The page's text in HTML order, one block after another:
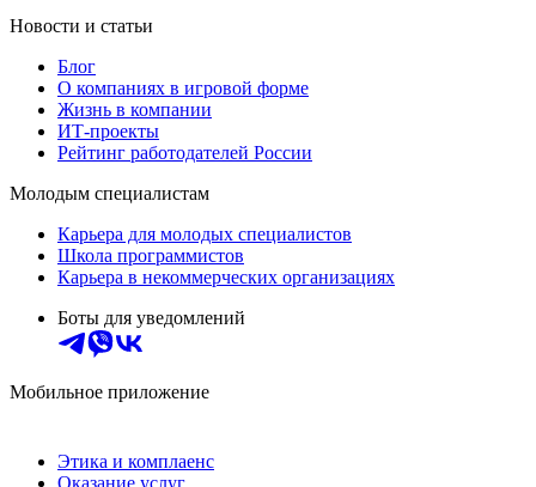
Новости и статьи
Блог
О компаниях в игровой форме
Жизнь в компании
ИТ-проекты
Рейтинг работодателей России
Молодым специалистам
Карьера для молодых специалистов
Школа программистов
Карьера в некоммерческих организациях
Боты для уведомлений
Мобильное приложение
Этика и комплаенс
Оказание услуг